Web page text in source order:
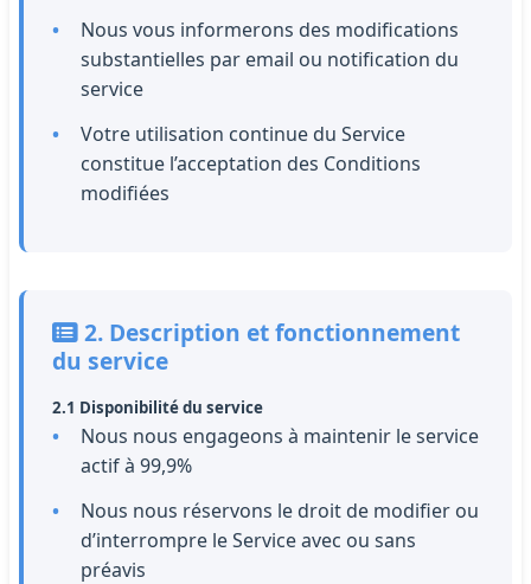
Nous vous informerons des modifications
substantielles par email ou notification du
service
Votre utilisation continue du Service
constitue l’acceptation des Conditions
modifiées
2. Description et fonctionnement
du service
2.1 Disponibilité du service
Nous nous engageons à maintenir le service
actif à 99,9%
Nous nous réservons le droit de modifier ou
d’interrompre le Service avec ou sans
préavis